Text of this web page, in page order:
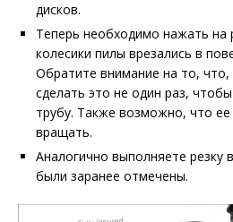
дисков.
Теперь необходимо нажать на
колесики пилы врезались в
Обратите внимание на то, что,
сделать это не один раз,
трубу. Также возможно, что
вращать.
Аналогично выполняете резку
были заранее отмечены.